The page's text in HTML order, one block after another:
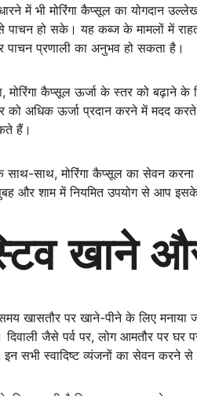
में भी मोरिंगा कैप्सूल का योगदान
पाचन हो सके। यह कब्ज के मामलों में
पाचन प्रणाली का अनुभव हो सकता है।
मोरिंगा कैप्सूल ऊर्जा के स्तर को बढ़ाने
को अधिक ऊर्जा प्रदान करने में मदद
हैं।
साथ-साथ, मोरिंगा कैप्सूल का सेवन
और शाम में नियमित उपयोग से आप
खाने
समय खासतौर पर खाने-पीने के लिए
दिवाली जैसे पर्व पर, लोग आमतौर पर
इन सभी स्वादिष्ट व्यंजनों का सेवन करने